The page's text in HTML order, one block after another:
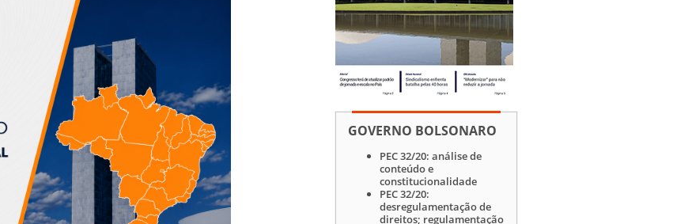
GOVERNO BOLSONARO
PEC 32/20: análise de
conteúdo e
constitucionalidade
PEC 32/20:
desregulamentação de
direitos; regulamentação